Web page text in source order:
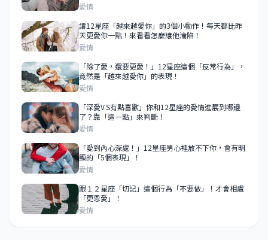
愛情
讓12星座「越來越愛你」的3個小動作！每天都比昨
天更愛你一點！來看看怎麼讓他淪陷！
愛情
「除了愛，還要更愛！」12星座這個「反常行為」，
竟然是「越來越愛你」的表現！
愛情
「深愛V.S有點喜歡」你和12星座的愛情進展到哪邊
了？靠「這一點」來判斷！
愛情
「愛到內心深處！」12星座男心裡放不下你，會有明
顯的「5個表現」！
愛情
跟１２星座「切記」這個行為「不要做」！才會相處
「更恩愛」！
愛情